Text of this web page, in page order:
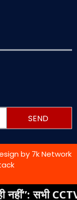
SEND
by 7k Network
CCTV कैमरे